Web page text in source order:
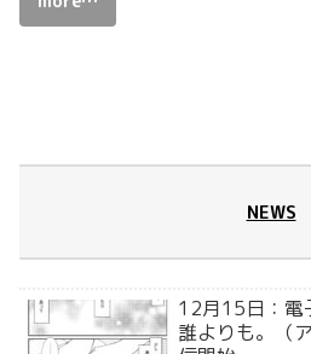
NEWS
12月15日：電
誰よりも。（